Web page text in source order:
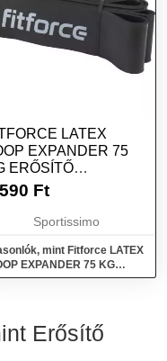
LATEX
EXPANDER 75
ERŐSÍTŐ
FEKETE,
Ft
Sportissimo
mint Fitforce LATEX
EXPANDER 75 KG
gumiszalag, fekete,
Erősítő